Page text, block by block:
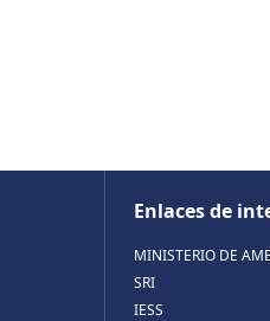
Enlaces de
MINISTERIO DE
SRI
IESS